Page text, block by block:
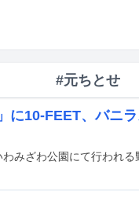
#元ちとせ
に10-FEET、バニ